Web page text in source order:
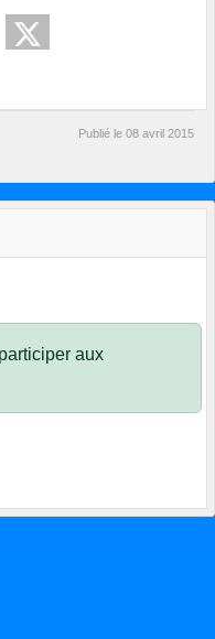
Publié le 08 avril 2015
aux